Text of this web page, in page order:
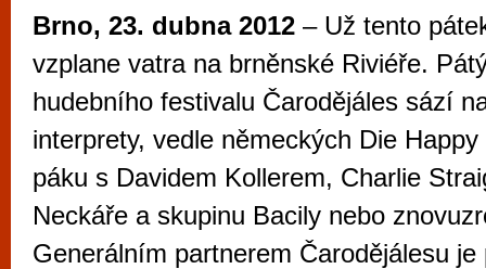
Brno, 23. dubna 2012 – Už tento
vzplane vatra na brněnské Riviéře.
hudebního festivalu Čarodějáles sází
interprety, vedle německých Die
páku s Davidem Kollerem, Charlie
Neckáře a skupinu Bacily nebo
Generálním partnerem Čarodějálesu je
Brno je
zajímavé
restaurace,
Mimo jiné je ale také místem, kde si
vyzkoušet různé kasinové hry. V
metropoli naleznete širokou nabídku her
po moderní automaty jak pro pravidelné
příležitostné hráče. V...